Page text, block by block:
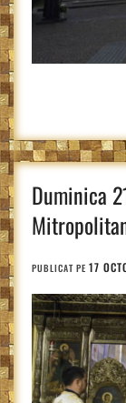
Duminica
PUBLICAT PE 17